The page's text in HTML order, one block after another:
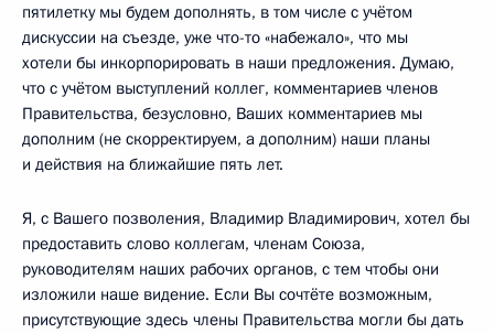
пятилетку мы будем дополнять, в том числе с учётом
дискуссии на съезде, уже что-то «набежало», что мы
хотели бы инкорпорировать в наши предложения. Думаю,
что с учётом выступлений коллег, комментариев членов
Правительства, безусловно, Ваших комментариев мы
дополним (не скорректируем, а дополним) наши планы
и действия на ближайшие пять лет.
Я, с Вашего позволения, Владимир Владимирович, хотел бы
предоставить слово коллегам, членам Союза,
руководителям наших рабочих органов, с тем чтобы они
изложили наше видение. Если Вы сочтёте возможным,
присутствующие здесь члены Правительства могли бы дать